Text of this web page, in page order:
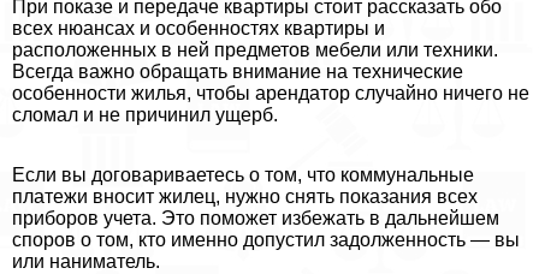
При показе и передаче квартиры стоит рассказать обо
всех нюансах и особенностях квартиры и
расположенных в ней предметов мебели или техники.
Всегда важно обращать внимание на технические
особенности жилья, чтобы арендатор случайно ничего не
сломал и не причинил ущерб.
Если вы договариваетесь о том, что коммунальные
платежи вносит жилец, нужно снять показания всех
приборов учета. Это поможет избежать в дальнейшем
споров о том, кто именно допустил задолженность — вы
или наниматель.